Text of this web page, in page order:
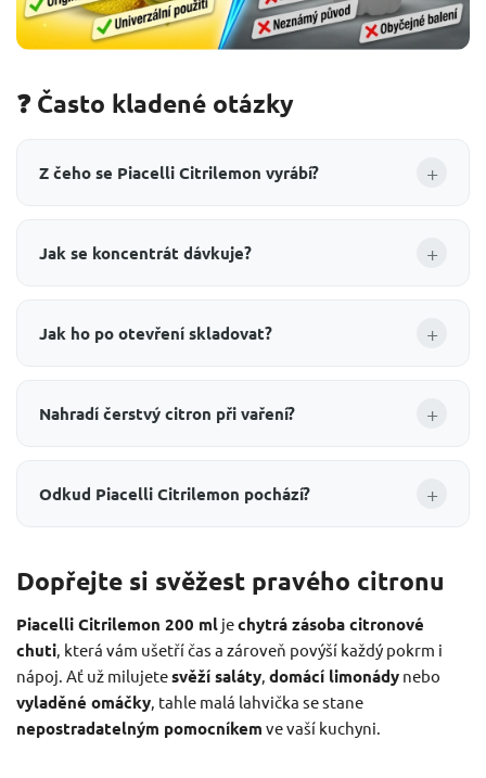
❓ Často kladené otázky
Z čeho se Piacelli Citrilemon vyrábí? +
Jak se koncentrát dávkuje? +
Jak ho po otevření skladovat? +
Nahradí čerstvý citron při vaření? +
Odkud Piacelli Citrilemon pochází? +
Dopřejte si svěžest pravého citronu
Piacelli Citrilemon 200 ml jechytrá zásoba citronové
chuti, která vám ušetří čas a zároveň povýší každý pokrm i
nápoj. Ať už milujetesvěží saláty, domácí limonády nebo
vyladěné omáčky, tahle malá lahvička se stane
nepostradatelným pomocníkem ve vaší kuchyni.